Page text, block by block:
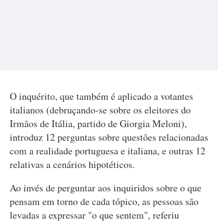
O inquérito, que também é aplicado a votantes
italianos (debruçando-se sobre os eleitores do
Irmãos de Itália, partido de Giorgia Meloni),
introduz 12 perguntas sobre questões relacionadas
com a realidade portuguesa e italiana, e outras 12
relativas a cenários hipotéticos.
Ao invés de perguntar aos inquiridos sobre o que
pensam em torno de cada tópico, as pessoas são
levadas a expressar "o que sentem", referiu